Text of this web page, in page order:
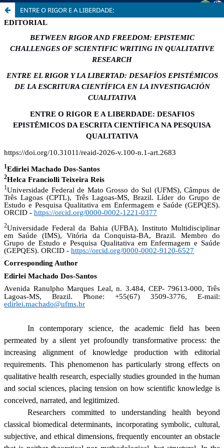
ENTRE O RIGOR E A LIBERDADE: